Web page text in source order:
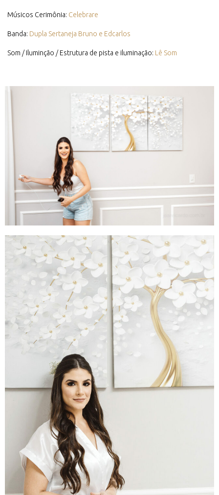
Músicos Cerimônia: Celebrare
Banda: Dupla Sertaneja Bruno e Edcarlos
Som / Iluminção / Estrutura de pista e iluminação: Lê Som